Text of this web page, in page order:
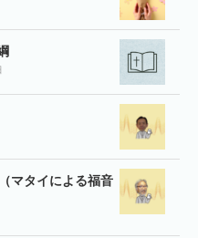
マタイによる福音